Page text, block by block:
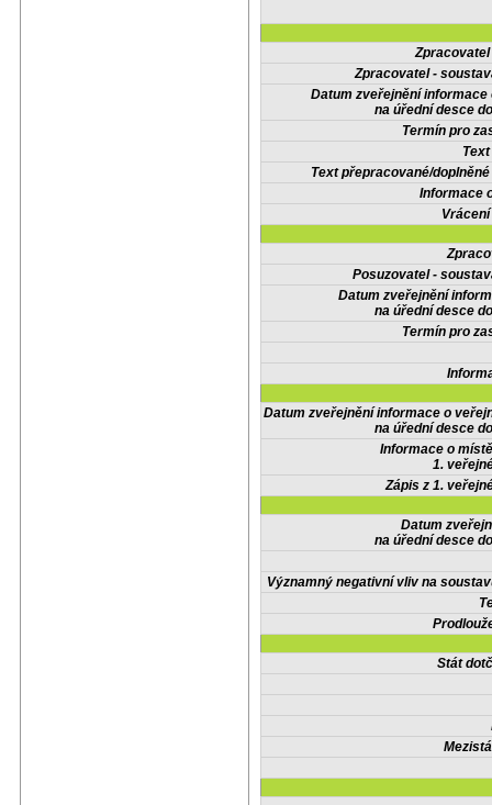
Zpracovatel -
Datum zveřejnění informace
na úřední desce
Termín pro
Text přepracované/
Informace
Posuzovatel -
Datum zveřejnění
na úřední desce
Termín pro
Datum zveřejnění informace o
na úřední desce
Informace o
1.
Zápis z 1.
Datum
na úřední desce
Významný negativní vliv na
Stát